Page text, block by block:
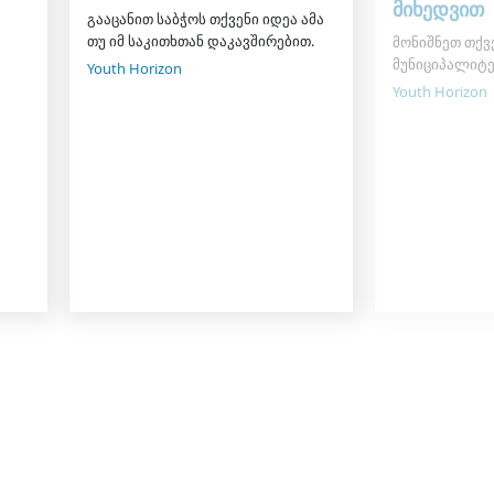
გააცანით საბჭოს თქვენი იდეა ამა
თუ იმ საკითხთან დაკავშირებით.
Youth Horizon
მიხედვით
მონიშნეთ
Youth Horizon